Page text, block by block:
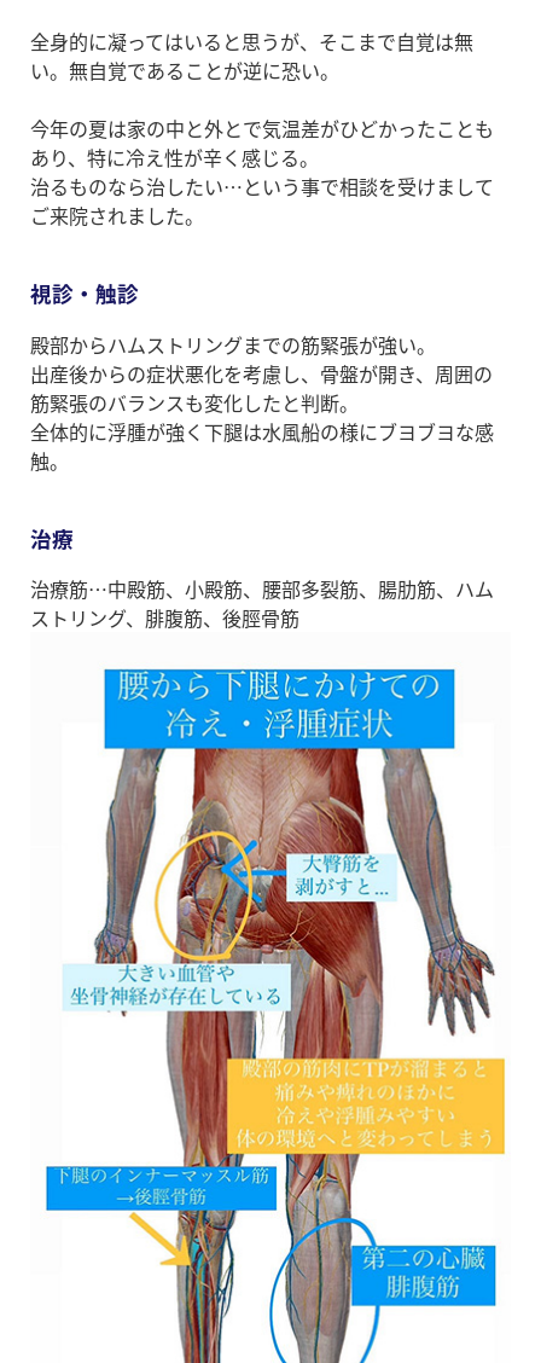
全身的に凝ってはいると思うが、そこまで自覚は無
い。無自覚であることが逆に恐い。
今年の夏は家の中と外とで気温差がひどかったことも
あり、特に冷え性が辛く感じる。
治るものなら治したい…という事で相談を受けまして
ご来院されました。
視診・触診
殿部からハムストリングまでの筋緊張が強い。
出産後からの症状悪化を考慮し、骨盤が開き、周囲の
筋緊張のバランスも変化したと判断。
全体的に浮腫が強く下腿は水風船の様にブヨブヨな感
触。
治療
治療筋…中殿筋、小殿筋、腰部多裂筋、腸肋筋、ハム
ストリング、腓腹筋、後脛骨筋